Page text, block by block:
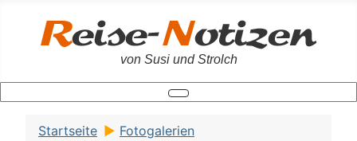
von Susi und Strolch
Startseite
Fotogalerien